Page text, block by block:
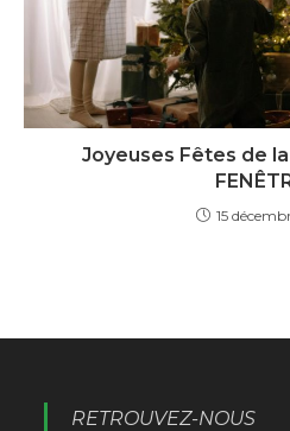
Joyeuses Fêtes de
15
RETROUVEZ-NOUS